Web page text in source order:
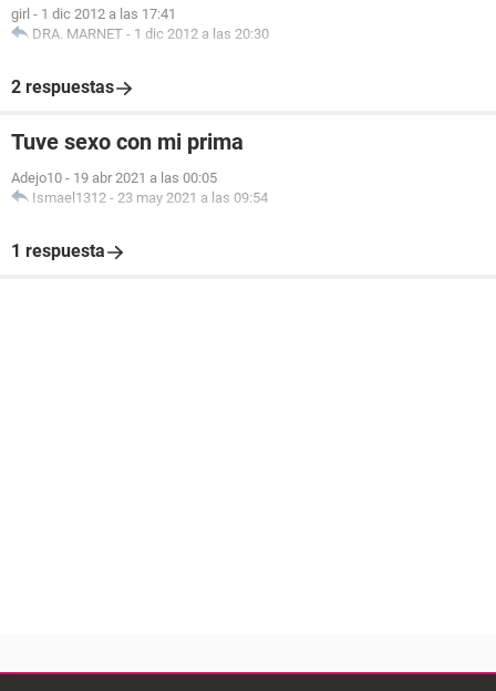
girl - 1 dic 2012 a las 17:41
DRA. MARNET - 1 dic 2012 a las 20:30
2 respuestas
Tuve sexo con mi prima
Adejo10 - 19 abr 2021 a las 00:05
Ismael1312 - 23 may 2021 a las 09:54
1 respuesta